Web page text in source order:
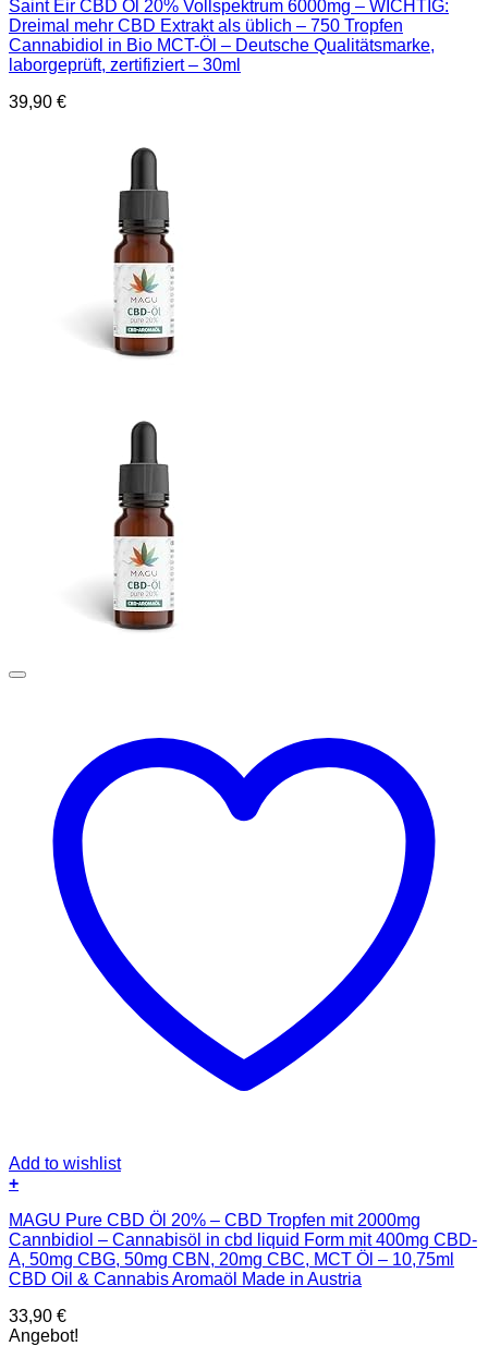
Saint Eir CBD Öl 20% Vollspektrum 6000mg – WICHTIG:
Dreimal mehr CBD Extrakt als üblich – 750 Tropfen
Cannabidiol in Bio MCT-Öl – Deutsche Qualitätsmarke,
laborgeprüft, zertifiziert – 30ml
39,90 €
Add to wishlist
+
MAGU Pure CBD Öl 20% – CBD Tropfen mit 2000mg
Cannbidiol – Cannabisöl in cbd liquid Form mit 400mg CBD-
A, 50mg CBG, 50mg CBN, 20mg CBC, MCT Öl – 10,75ml
CBD Oil & Cannabis Aromaöl Made in Austria
33,90 €
Angebot!